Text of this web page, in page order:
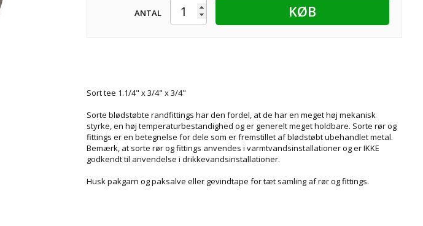
ANTAL KØB
Sort tee 1.1/4" x 3/4" x 3/4"
Sorte blødstøbte randfittings har den fordel, at de har en meget høj mekanisk
styrke, en høj temperaturbestandighed og er generelt meget holdbare. Sorte rør og
fittings er en betegnelse for dele som er fremstillet af blødstøbt ubehandlet metal.
Bemærk, at sorte rør og fittings anvendes i varmtvandsinstallationer og er IKKE
godkendt til anvendelse i drikkevandsinstallationer.
Husk pakgarn og paksalve eller gevindtape for tæt samling af rør og fittings.